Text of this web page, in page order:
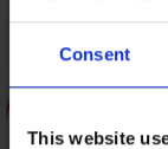
Consent
This website